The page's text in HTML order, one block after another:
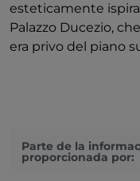
esteticamente
Palazzo Ducezio,
era privo del piano
Parte de la
proporcionada por: